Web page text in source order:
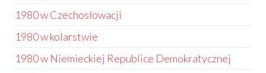
1980 w Czechosłowacji
1980 w kolarstwie
1980 w Niemieckiej Republice Demokratycznej